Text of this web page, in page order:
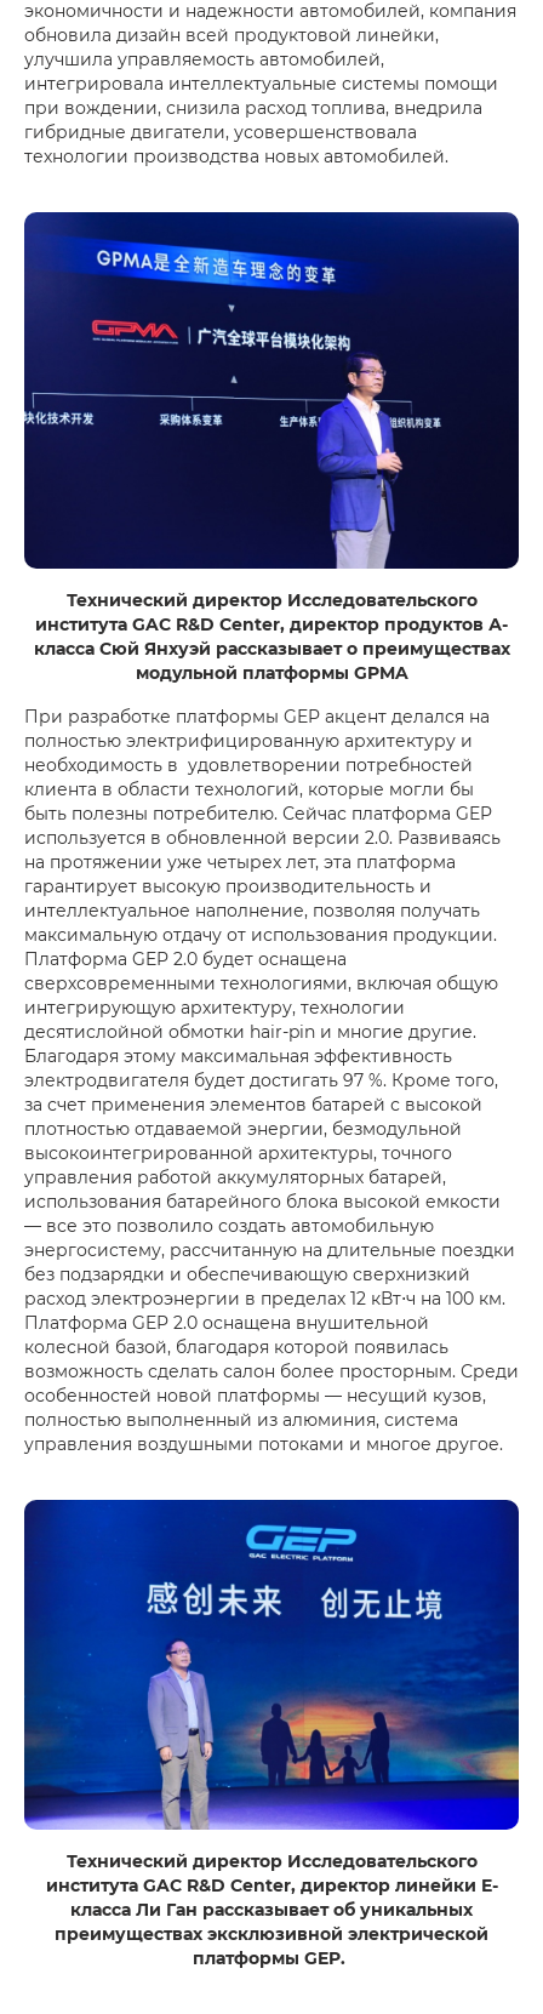
экономичности и надежности автомобилей, компания
обновила дизайн всей продуктовой линейки,
улучшила управляемость автомобилей,
интегрировала интеллектуальные системы помощи
при вождении, снизила расход топлива, внедрила
гибридные двигатели, усовершенствовала
технологии производства новых автомобилей.
Технический директор Исследовательского
института GAC R&D Center, директор продуктов А-
класса Сюй Янхуэй рассказывает о преимуществах
модульной платформы GPMA
При разработке платформы GEP акцент делался на
полностью электрифицированную архитектуру и
необходимость в удовлетворении потребностей
клиента в области технологий, которые могли бы
быть полезны потребителю. Сейчас платформа GEP
используется в обновленной версии 2.0. Развиваясь
на протяжении уже четырех лет, эта платформа
гарантирует высокую производительность и
интеллектуальное наполнение, позволяя получать
максимальную отдачу от использования продукции.
Платформа GEP 2.0 будет оснащена
сверхсовременными технологиями, включая общую
интегрирующую архитектуру, технологии
десятислойной обмотки hair-pin и многие другие.
Благодаря этому максимальная эффективность
электродвигателя будет достигать 97 %. Кроме того,
за счет применения элементов батарей с высокой
плотностью отдаваемой энергии, безмодульной
высокоинтегрированной архитектуры, точного
управления работой аккумуляторных батарей,
использования батарейного блока высокой емкости
— все это позволило создать автомобильную
энергосистему, рассчитанную на длительные поездки
без подзарядки и обеспечивающую сверхнизкий
расход электроэнергии в пределах 12 кВт⋅ч на 100 км.
Платформа GEP 2.0 оснащена внушительной
колесной базой, благодаря которой появилась
возможность сделать салон более просторным. Среди
особенностей новой платформы — несущий кузов,
полностью выполненный из алюминия, система
управления воздушными потоками и многое другое.
Технический директор Исследовательского
института GAC R&D Center, директор линейки E-
класса Ли Ган рассказывает об уникальных
преимуществах эксклюзивной электрической
платформы GEP.